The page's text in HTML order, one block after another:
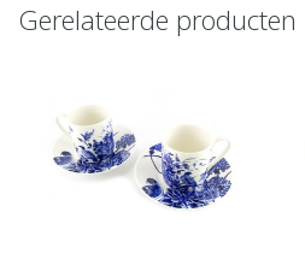
Gerelateerde producten